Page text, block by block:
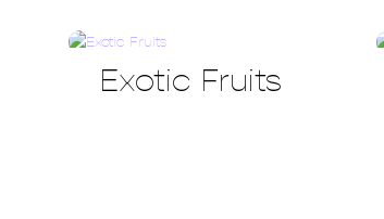
Exotic Fruits